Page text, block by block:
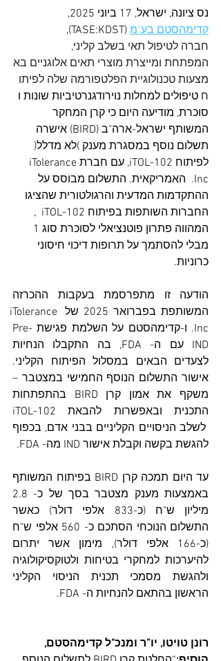
נס ציונה, ישראל, 17 ביוני 2025,
קדימהסטם בע"מ (TASE:KDST),
חברה לטיפול תאי בשלב קליני,
המפתחת ומייצרת מוצרי תאים אלוגניים בא
מצעות טכנולוגיית הפלטפורמה שלה לפיתו
ח טיפולים למחלות נוירודגנרטיביות שונות ו
סוכרת, מודיעה היום כי קרן המחקר
המשותף ישראל-ארה"ב (BIRD) אישרה
תשלום נוסף במסגרת מענק )לא מדלל(
לפיתוח iTOL-102, עם חברתiTolerance
Inc.  האמריקאית. התשלום מבוסס על
ההתקדמות המדעית והרגולטורית שהציגו
החברות השותפות בפיתוח iTOL-102  ,
מבלי להסתמך על תרופות דיכוי חיסוני
כרוניות.
המשותפת בפברואר 2025 של iTolerance
Inc. ו-קדימהסטם על השלמת פגישת Pre-
להגשת בקשה וקבלת אישור IND מה- FDA.
הראשון בהתאם להנחיות ה- FDA.
רונן טויטו, יו”ר ומנכ"ל קדימהסטם,